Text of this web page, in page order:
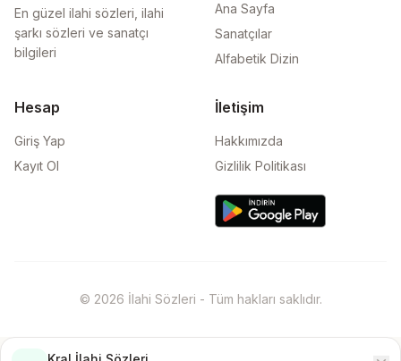
En güzel ilahi sözleri, ilahi
şarkı sözleri ve sanatçı
bilgileri
Ana Sayfa
Sanatçılar
Alfabetik Dizin
Hesap
Giriş Yap
Kayıt Ol
İletişim
Hakkımızda
Gizlilik Politikası
© 2026 İlahi Sözleri - Tüm hakları saklıdır.